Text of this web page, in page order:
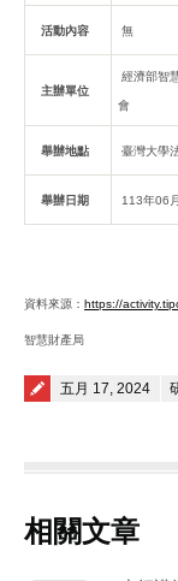
活動內容 無
主辦單位
經濟部智
會
舉辦地點 臺灣大學
舉辦日期 113年06
資料來源： https://
智慧財產局
Posted on
五月 17, 2024
相關文章